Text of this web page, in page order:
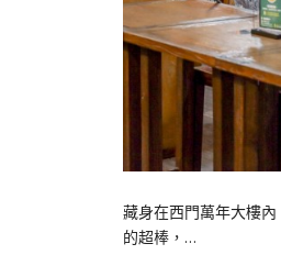
藏身在西門萬年大樓
的超棒，…